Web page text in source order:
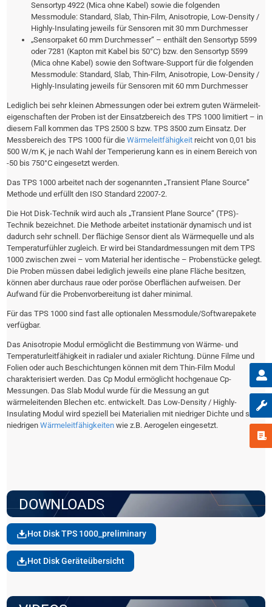
Sensortyp 4922 (Mica ohne Kabel) sowie die folgenden
Messmodule: Standard, Slab, Thin-Film, Anisotropie, Low-Density /
Highly-Insulating jeweils für Sensoren mit 30 mm Durchmesser
„Sensorpaket 60 mm Durchmesser“ – enthält den Sensortyp 5599
oder 7281 (Kapton mit Kabel bis 50°C) bzw. den Sensortyp 5599
(Mica ohne Kabel) sowie den Software-Support für die folgenden
Messmodule: Standard, Slab, Thin-Film, Anisotropie, Low-Density /
Highly-Insulating jeweils für Sensoren mit 60 mm Durchmesser
Lediglich bei sehr kleinen Abmessungen oder bei extrem guten Wärmeleit­
eigen­schaften der Proben ist der Einsatzbereich des TPS 1000 limitiert – in
diesem Fall kommen das TPS 2500 S bzw. TPS 3500 zum Einsatz. Der
Messbereich des TPS 1000 für dieWärmeleitfähigkeit reicht von 0,01 bis
500 W/m K, je nach Wahl der Temperierung kann es in einem Bereich von
-50 bis 750°C eingesetzt werden.
Das TPS 1000 arbeitet nach der sogenannten „Transient Plane Source“
Methode und erfüllt den ISO Standard 22007-2.
Die Hot Disk-Technik wird auch als „Transient Plane Source“ (TPS)-
Technik bezeichnet. Die Methode arbeitet instationär dynamisch und ist
dadurch sehr schnell. Der flächige Sensor dient als Wärmequelle und als
Temperaturfühler zugleich. Er wird bei Standardmessungen mit dem TPS
1000 zwischen zwei – vom Material her identische – Probenstücke gelegt.
Die Proben müssen dabei lediglich jeweils eine plane Fläche besitzen,
können aber durchaus raue oder poröse Oberflächen aufweisen. Der
Aufwand für die Probenvorbereitung ist daher minimal.
Für das TPS 1000 sind fast alle optionalen Messmodule/Softwarepakete
verfügbar.
Das Anisotropie Modul ermöglicht die Bestimmung von Wärme- und
Temperatur­leitfähigkeit in radialer und axialer Richtung. Dünne Filme und
Folien oder auch Beschichtungen können mit dem Thin-Film Modul
charakterisiert werden. Das Cp Modul ermöglicht hochgenaue Cp-
Messungen. Das Slab Modul wurde für die Messung an gut
wärmeleitenden Blechen etc. entwickelt. Das Low-Density / Highly-
Insulating Modul wird speziell bei Materialien mit niedriger Dichte und sehr
niedrigenWärmeleitfähigkeiten wie z.B. Aerogelen eingesetzt.
DOWNLOADS
Hot Disk TPS 1000_preliminary
Hot Disk Geräteübersicht